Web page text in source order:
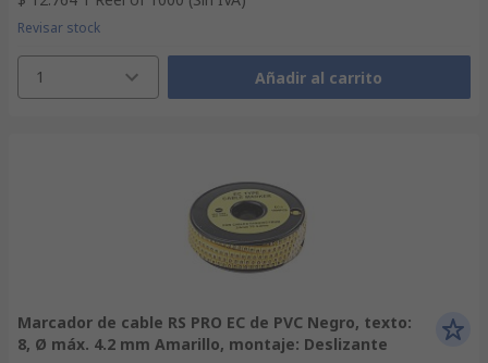
Revisar stock
1 Añadir al carrito
Marcador de cable RS PRO EC de PVC Negro, texto:
8, Ø máx. 4.2 mm Amarillo, montaje: Deslizante